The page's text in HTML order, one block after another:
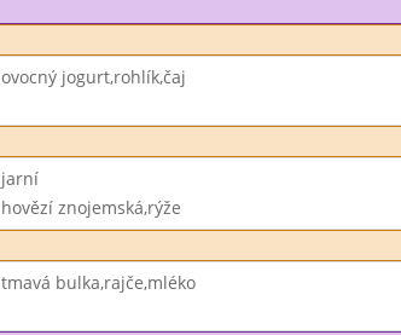
ovocný jogurt,rohlík,čaj
jarní
hovězí znojemská,rýže
tmavá bulka,rajče,mléko